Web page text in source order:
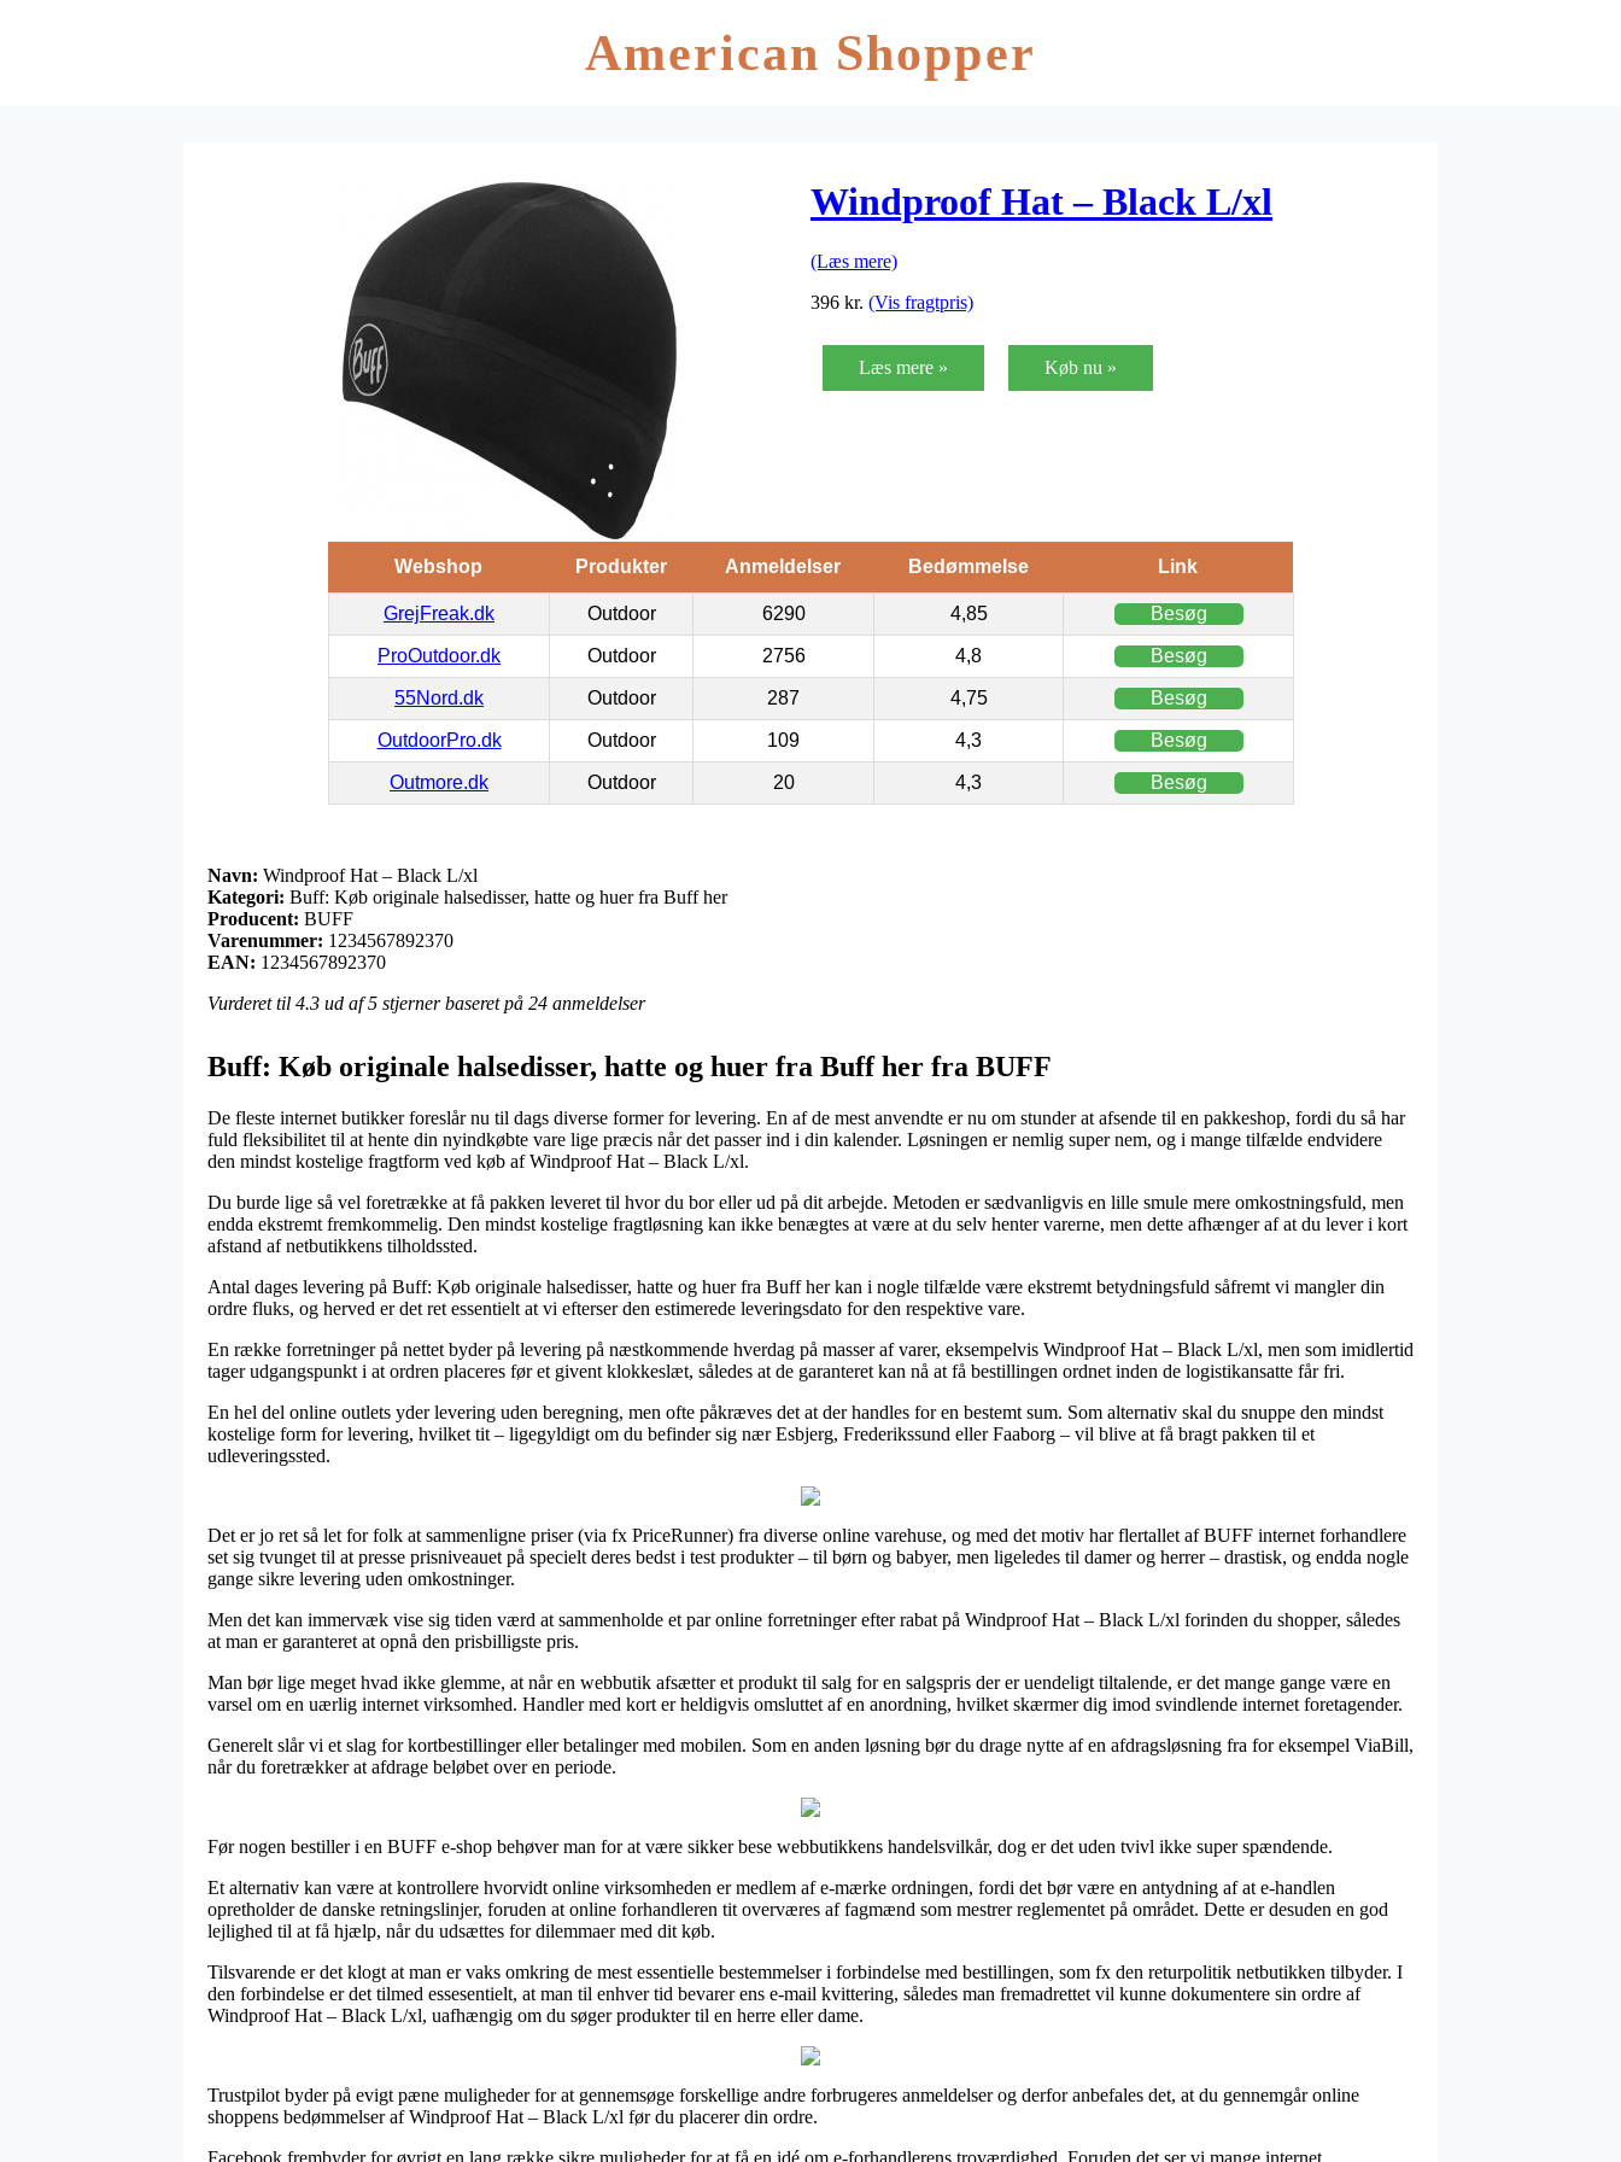
American Shopper
Windproof Hat – Black L/xl
(Læs mere)
396 kr. (Vis fragtpris)
Læs mere » Køb nu »
Webshop Produkter Anmeldelser Bedømmelse Link
GrejFreak.dk Outdoor 6290 4,85 Besøg
ProOutdoor.dk Outdoor 2756 4,8 Besøg
55Nord.dk Outdoor 287 4,75 Besøg
OutdoorPro.dk Outdoor 109 4,3 Besøg
Outmore.dk Outdoor 20 4,3 Besøg
Navn: Windproof Hat – Black L/xl
Kategori: Buff: Køb originale halsedisser, hatte og huer fra Buff her
Producent: BUFF
Varenummer: 1234567892370
EAN: 1234567892370
Vurderet til 4.3 ud af 5 stjerner baseret på 24 anmeldelser
Buff: Køb originale halsedisser, hatte og huer fra Buff her fra BUFF
De fleste internet butikker foreslår nu til dags diverse former for levering. En af de mest anvendte er nu om stunder at afsende til en pakkeshop, fordi du så har
fuld fleksibilitet til at hente din nyindkøbte vare lige præcis når det passer ind i din kalender. Løsningen er nemlig super nem, og i mange tilfælde endvidere
den mindst kostelige fragtform ved køb af Windproof Hat – Black L/xl.
Du burde lige så vel foretrække at få pakken leveret til hvor du bor eller ud på dit arbejde. Metoden er sædvanligvis en lille smule mere omkostningsfuld, men
endda ekstremt fremkommelig. Den mindst kostelige fragtløsning kan ikke benægtes at være at du selv henter varerne, men dette afhænger af at du lever i kort
afstand af netbutikkens tilholdssted.
Antal dages levering på Buff: Køb originale halsedisser, hatte og huer fra Buff her kan i nogle tilfælde være ekstremt betydningsfuld såfremt vi mangler din
ordre fluks, og herved er det ret essentielt at vi efterser den estimerede leveringsdato for den respektive vare.
En række forretninger på nettet byder på levering på næstkommende hverdag på masser af varer, eksempelvis Windproof Hat – Black L/xl, men som imidlertid
tager udgangspunkt i at ordren placeres før et givent klokkeslæt, således at de garanteret kan nå at få bestillingen ordnet inden de logistikansatte får fri.
En hel del online outlets yder levering uden beregning, men ofte påkræves det at der handles for en bestemt sum. Som alternativ skal du snuppe den mindst
kostelige form for levering, hvilket tit – ligegyldigt om du befinder sig nær Esbjerg, Frederikssund eller Faaborg – vil blive at få bragt pakken til et
udleveringssted.
Det er jo ret så let for folk at sammenligne priser (via fx PriceRunner) fra diverse online varehuse, og med det motiv har flertallet af BUFF internet forhandlere
set sig tvunget til at presse prisniveauet på specielt deres bedst i test produkter – til børn og babyer, men ligeledes til damer og herrer – drastisk, og endda nogle
gange sikre levering uden omkostninger.
Men det kan immervæk vise sig tiden værd at sammenholde et par online forretninger efter rabat på Windproof Hat – Black L/xl forinden du shopper, således
at man er garanteret at opnå den prisbilligste pris.
Man bør lige meget hvad ikke glemme, at når en webbutik afsætter et produkt til salg for en salgspris der er uendeligt tiltalende, er det mange gange være en
varsel om en uærlig internet virksomhed. Handler med kort er heldigvis omsluttet af en anordning, hvilket skærmer dig imod svindlende internet foretagender.
Generelt slår vi et slag for kortbestillinger eller betalinger med mobilen. Som en anden løsning bør du drage nytte af en afdragsløsning fra for eksempel ViaBill,
når du foretrækker at afdrage beløbet over en periode.
Før nogen bestiller i en BUFF e-shop behøver man for at være sikker bese webbutikkens handelsvilkår, dog er det uden tvivl ikke super spændende.
Et alternativ kan være at kontrollere hvorvidt online virksomheden er medlem af e-mærke ordningen, fordi det bør være en antydning af at e-handlen
opretholder de danske retningslinjer, foruden at online forhandleren tit overværes af fagmænd som mestrer reglementet på området. Dette er desuden en god
lejlighed til at få hjælp, når du udsættes for dilemmaer med dit køb.
Tilsvarende er det klogt at man er vaks omkring de mest essentielle bestemmelser i forbindelse med bestillingen, som fx den returpolitik netbutikken tilbyder. I
den forbindelse er det tilmed essesentielt, at man til enhver tid bevarer ens e-mail kvittering, således man fremadrettet vil kunne dokumentere sin ordre af
Windproof Hat – Black L/xl, uafhængig om du søger produkter til en herre eller dame.
Trustpilot byder på evigt pæne muligheder for at gennemsøge forskellige andre forbrugeres anmeldelser og derfor anbefales det, at du gennemgår online
shoppens bedømmelser af Windproof Hat – Black L/xl før du placerer din ordre.